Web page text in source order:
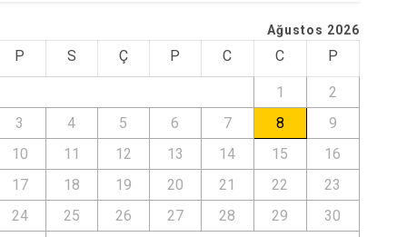
Ağustos 2026
P S Ç P C C P
1
2
3
4 5 6 7 8
9
10
11 12 13 14 15
16
17
18 19 20 21 22
23
24
25 26 27 28 29
30